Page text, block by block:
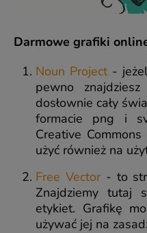
Darmowe grafiki
Noun Project-
pewno
dosłownie cały
formacie png i
Creative
użyć również na
Free Vector- to
Znajdziemy tutaj
etykiet. Grafikę
używać jej na